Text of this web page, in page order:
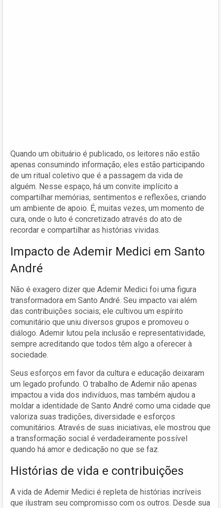
Quando um obituário é publicado, os leitores não estão
apenas consumindo informação; eles estão participando
de um ritual coletivo que é a passagem da vida de
alguém. Nesse espaço, há um convite implícito a
compartilhar memórias, sentimentos e reflexões, criando
um ambiente de apoio. É, muitas vezes, um momento de
cura, onde o luto é concretizado através do ato de
recordar e compartilhar as histórias vividas.
Impacto de Ademir Medici em Santo
André
Não é exagero dizer que Ademir Medici foi uma figura
transformadora em Santo André. Seu impacto vai além
das contribuições sociais; ele cultivou um espírito
comunitário que uniu diversos grupos e promoveu o
diálogo. Ademir lutou pela inclusão e representatividade,
sempre acreditando que todos têm algo a oferecer à
sociedade.
Seus esforços em favor da cultura e educação deixaram
um legado profundo. O trabalho de Ademir não apenas
impactou a vida dos indivíduos, mas também ajudou a
moldar a identidade de Santo André como uma cidade que
valoriza suas tradições, diversidade e esforços
comunitários. Através de suas iniciativas, ele mostrou que
a transformação social é verdadeiramente possível
quando há amor e dedicação no que se faz.
Histórias de vida e contribuições
A vida de Ademir Medici é repleta de histórias incríveis
que ilustram seu compromisso com os outros. Desde sua